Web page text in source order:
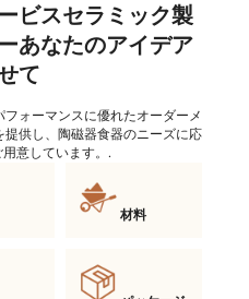
ビスセラミック製
あなたのアイデア
て
ォーマンスに優れたオーダーメ
供し、陶磁器食器のニーズに応
意しています。.
材料